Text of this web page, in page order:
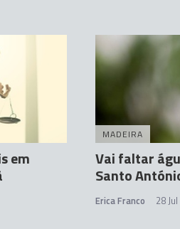
em
MADEIRA
Vai faltar
Santo
Erica Franco 28